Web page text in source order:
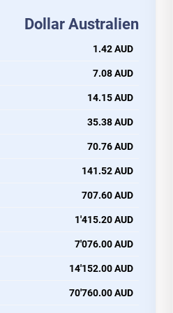
Dollar Australien
1.42 AUD
7.08 AUD
14.15 AUD
35.38 AUD
70.76 AUD
141.52 AUD
707.60 AUD
1'415.20 AUD
7'076.00 AUD
14'152.00 AUD
70'760.00 AUD